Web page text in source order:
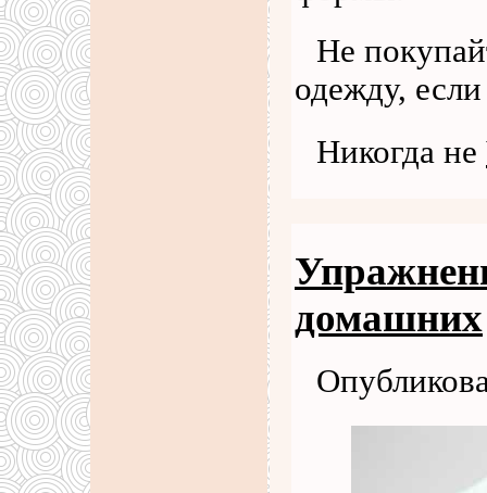
Не
одежду,
Никогда не
домашних